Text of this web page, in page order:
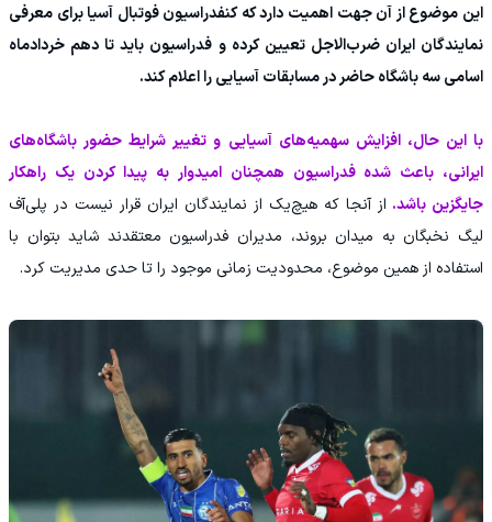
این موضوع از آن جهت اهمیت دارد که کنفدراسیون فوتبال آسیا برای معرفی
نمایندگان ایران ضرب‌الاجل تعیین کرده و فدراسیون باید تا دهم خردادماه
اسامی سه باشگاه حاضر در مسابقات آسیایی را اعلام کند.
با این حال، افزایش سهمیه‌های آسیایی و تغییر شرایط حضور باشگاه‌های
ایرانی، باعث شده فدراسیون همچنان امیدوار به پیدا کردن یک راهکار
جایگزین باشد. از آنجا که هیچ‌یک از نمایندگان ایران قرار نیست در پلی‌آف
لیگ نخبگان به میدان بروند، مدیران فدراسیون معتقدند شاید بتوان با
استفاده از همین موضوع، محدودیت زمانی موجود را تا حدی مدیریت کرد.